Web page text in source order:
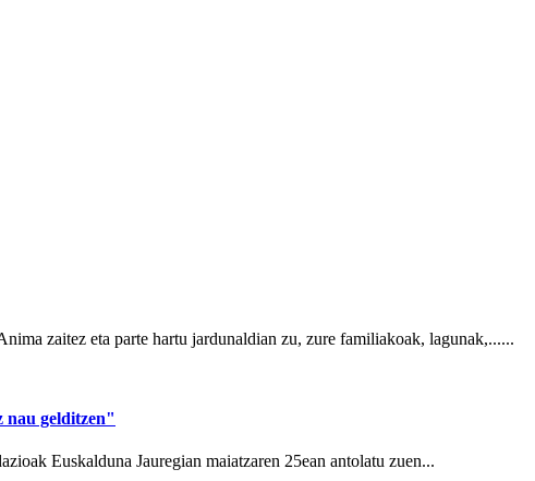
zaitez eta parte hartu jardunaldian zu, zure familiakoak, lagunak,......
nau gelditzen"
Euskalduna Jauregian maiatzaren 25ean antolatu zuen...